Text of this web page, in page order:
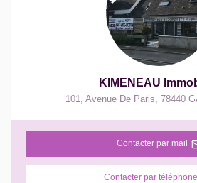
KIMENEAU
101, Avenue De Paris, 78440
Contacter par mail
Contacter par téléphone